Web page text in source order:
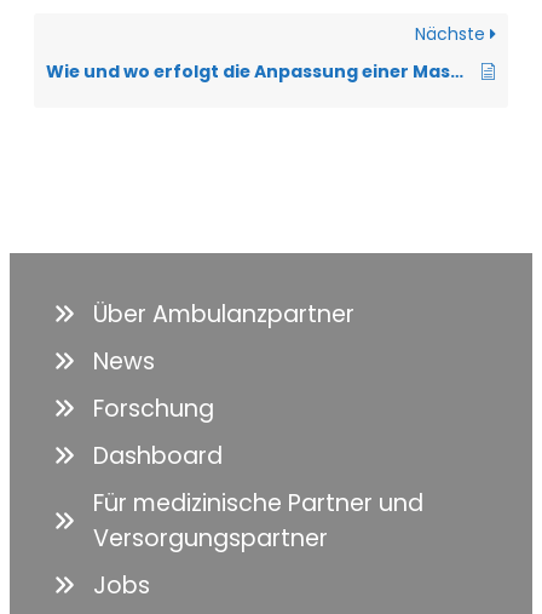
Nächste
Wie und wo erfolgt die Anpassung einer Maskenbeatmung bei der ALS?
Über Ambulanzpartner
News
Forschung
Dashboard
Für medizinische Partner und
Versorgungspartner
Jobs